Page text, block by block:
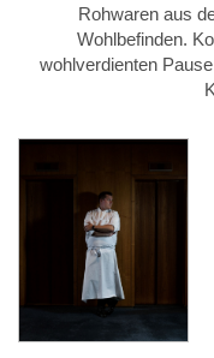
Rohwaren aus
Wohlbefinden.
wohlverdienten